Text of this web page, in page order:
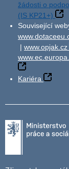
žádosti o
(IS KP21+)
Související
| www.opjak.cz
Kariéra